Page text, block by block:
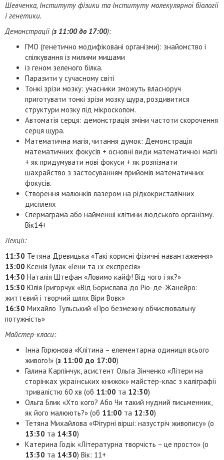
Шевченка, Інституту фізики та Інституту молекулярної біології
і генетики.
Демонстрації (з 11:00 до 17:00):
ГМО (генетично модифіковані організми): знайомство і
спілкування із милими мишами
із геном зеленого білка.
Паразити у сучасному світі
Тонкі зрізи мозку: учасники зможуть власноруч
приготувати тонкі зрізи мозку щура, роздивитися
структури мозку під мікроскопом.
Автоматія серця: демонстрація зміни частоти скорочення
серця щура.
Математична магія, читання думок: Демонстрація
математичних фокусів + основні види математичної магії
+ як придумувати нові фокуси + як розпізнати
шахрайство з застосуванням прийомів математичних
фокусів.
Створення малюнків лазером на рідкокристалічних
дисплеях
Спермаграма або найменші клітини людського організму.
Вік14+
Лекції:
11:30 Тетяна Древицька «Такі корисні фізичні навантаження»
13:00 Ксенія Гулак «Гени та їх експресія»
14:30 Наталія Штефан «Ловимо кайф! Від чого і як?»
15:30 Юлія Григорчук «Від Борислава до Ріо-де-Жанейро:
життєвий і творчий шлях Віри Вовк»
16:30 Михайло Тульський «Про безмежну обчислювальну
потужність»
Майстер-класи:
Інна Горюнова «Клітина – елементарна одиниця всього
живого!» (з 11:00 до 17:00)
Галина Карпінчук, асистент Ольга Зінченко «Літери на
сторінках українських книжок» майстер-клас з каліграфії
тривалістю 60 хв (об 11:00 та 12:30)
Ольга Блик «Хто кого? Або Чи такий нудний письменник,
як його малюють?» (об 11:00 та 12:30)
Тетяна Михайлова «Фігурні вірші: назустріч живопису» (о
13:30 та 14:30)
Катерина Годік «Літературна творчість – це просто» (о
13:30 та 14:30) Вік: 11+